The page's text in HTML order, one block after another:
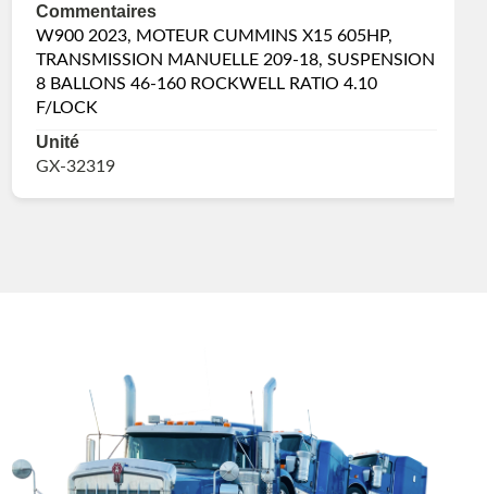
Commentaires
W900 2023, MOTEUR CUMMINS X15 605HP,
TRANSMISSION MANUELLE 209-18, SUSPENSION
8 BALLONS 46-160 ROCKWELL RATIO 4.10
F/LOCK
Unité
GX-32319